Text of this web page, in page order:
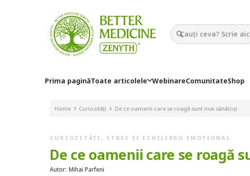
Prima paginăToate articolele WebinareComunitateShop
Home Curiozități De ce oamenii care se roagă sunt mai sănătoşi
CURIOZITĂȚI , STRES ȘI ECHILIBRU EMOȚIONAL
De ce oamenii care se roagă
Autor: Mihai Parfeni